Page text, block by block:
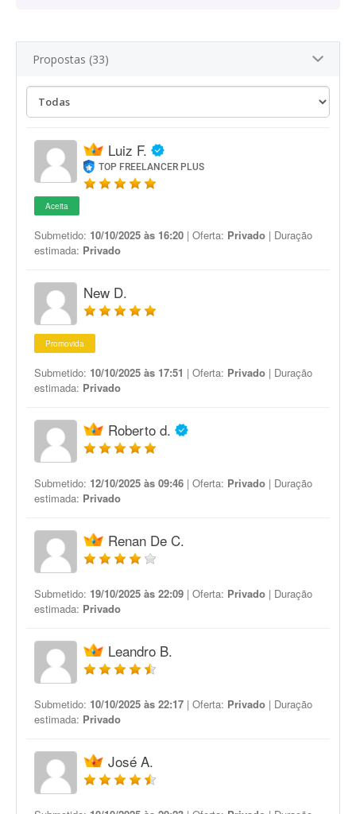
Propostas (33)
Luiz F.
TOP FREELANCER PLUS
Aceita
Submetido: 10/10/2025 às 16:20 | Oferta: Privado | Duração
estimada: Privado
New D.
Promovida
Submetido: 10/10/2025 às 17:51 | Oferta: Privado | Duração
estimada: Privado
Roberto d.
Submetido: 12/10/2025 às 09:46 | Oferta: Privado | Duração
estimada: Privado
Renan De C.
Submetido: 19/10/2025 às 22:09 | Oferta: Privado | Duração
estimada: Privado
Leandro B.
Submetido: 10/10/2025 às 22:17 | Oferta: Privado | Duração
estimada: Privado
José A.